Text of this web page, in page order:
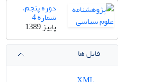
دوره پنجم،
شماره 4
پاییز 1389
فایل ها